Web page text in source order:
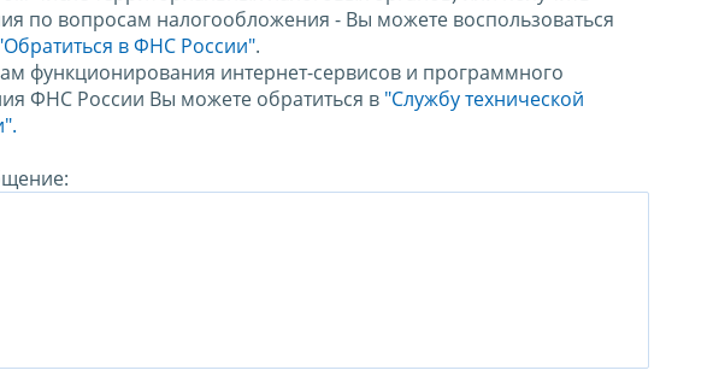
по вопросам налогообложения - Вы можете воспользоваться
в ФНС России".
функционирования интернет-сервисов и программного
ФНС России Вы можете обратиться в "Службу технической